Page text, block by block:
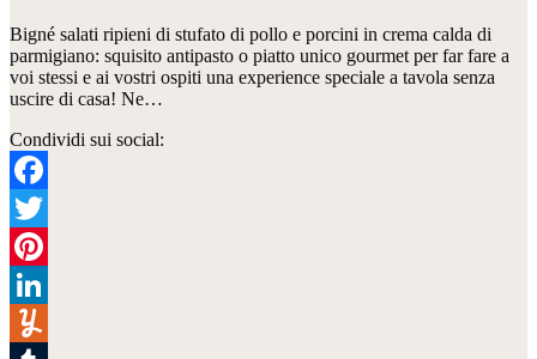
Bigné salati ripieni di stufato di pollo e porcini in crema calda di
parmigiano: squisito antipasto o piatto unico gourmet per far fare a
voi stessi e ai vostri ospiti una experience speciale a tavola senza
uscire di casa! Ne…
Condividi sui social:
Facebook
Twitter
Pinterest
LinkedIn